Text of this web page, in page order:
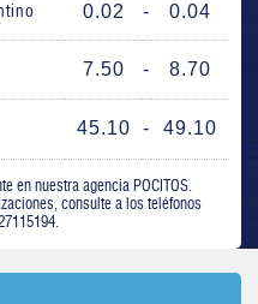
0.02 - 0.04
7.50 - 8.70
45.10 - 49.10
en nuestra agencia POCITOS.
consulte a los teléfonos